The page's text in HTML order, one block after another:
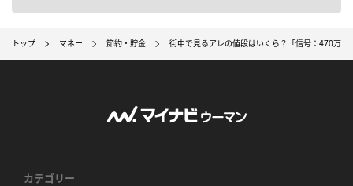
トップ マネー 節約・貯金 街中で見るアレの値段はいくら？「信号：470万
カテゴリー